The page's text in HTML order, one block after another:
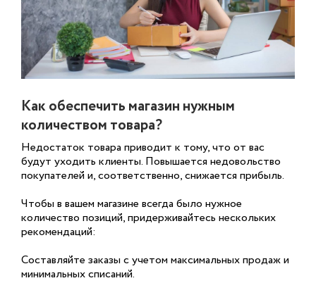
Как обеспечить магазин нужным
количеством товара?
Недостаток товара приводит к тому, что от вас
будут уходить клиенты. Повышается недовольство
покупателей и, соответственно, снижается прибыль.
Чтобы в вашем магазине всегда было нужное
количество позиций, придерживайтесь нескольких
рекомендаций:
Составляйте заказы с учетом максимальных продаж и
минимальных списаний.